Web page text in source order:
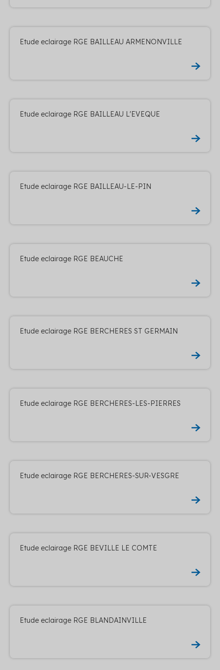
Etude eclairage RGE BAILLEAU ARMENONVILLE
Etude eclairage RGE BAILLEAU L'EVEQUE
Etude eclairage RGE BAILLEAU-LE-PIN
Etude eclairage RGE BEAUCHE
Etude eclairage RGE BERCHERES ST GERMAIN
Etude eclairage RGE BERCHERES-LES-PIERRES
Etude eclairage RGE BERCHERES-SUR-VESGRE
Etude eclairage RGE BEVILLE LE COMTE
Etude eclairage RGE BLANDAINVILLE